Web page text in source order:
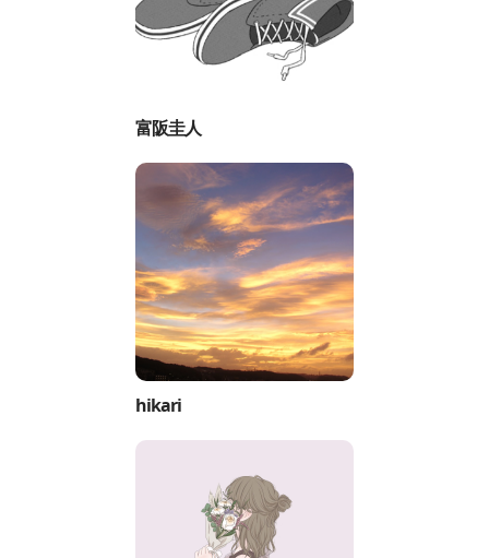
富阪圭人
hikari